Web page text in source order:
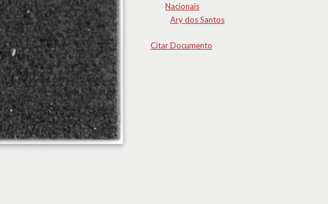
Nacionais
Ary dos Santos
Citar Documento